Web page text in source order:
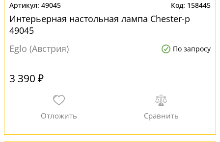
49045 158445
Интерьерная настольная лампа Chester-p
49045
Eglo (Австрия)
По запросу
3 390 ₽